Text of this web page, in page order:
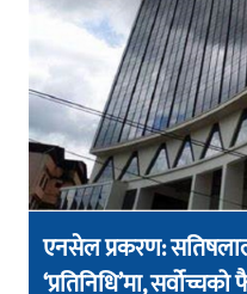
एनसेल प्रकरण:
‘प्रतिनिधि’मा,